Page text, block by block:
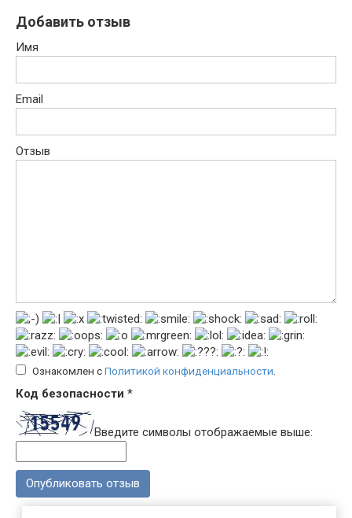
Добавить отзыв
Имя
Email
Отзыв
Ознакомлен сПолитикой конфиденциальности
Код безопасности *
Введите символы отображаемые выше: